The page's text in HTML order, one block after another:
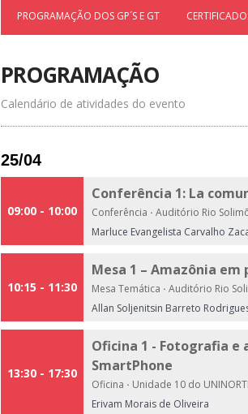
PROGRAMAÇÃO DOS GP´S E GT
PROGRAMAÇÃO
Calendário de atividades do evento
25/04
09:00 - 10:00
Conferência 1: La
Conferência · Auditório Rio
Marluce Evangelista Carvalho
10:15 - 11:30
Mesa 1 – Amazônia
Mesa Temática · Auditório Rio
Allan Soljenitsin Barreto
13:30 - 17:30
Oficina 1 - Fotografia
SmartPhone
Oficina · Unidade 10 do
Erivam Morais de Oliveira